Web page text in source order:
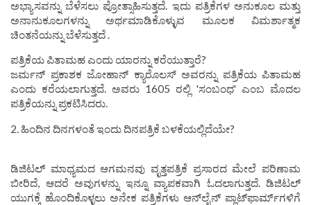
ಅಭ್ಯಾಸವನ್ನು ಬೆಳೆಸಲು ಪ್ರೋತ್ಸಾಹಿಸುತ್ತದೆ. ಇದು ಪತ್ರಿಕೆಗಳ ಅನುಕೂಲ ಮತ್ತು
ಅನಾನುಕೂಲಗಳನ್ನು ಅರ್ಥಮಾಡಿಕೊಳ್ಳುವ ಮೂಲಕ ವಿಮರ್ಶಾತ್ಮಕ
ಚಿಂತನೆಯನ್ನು ಬೆಳೆಸುತ್ತದೆ .
ಪತ್ರಿಕೆಯ ಪಿತಾಮಹ ಎಂದು ಯಾರನ್ನು ಕರೆಯುತ್ತಾರೆ?
ಜರ್ಮನ್ ಪ್ರಕಾಶಕ ಜೋಹಾನ್ ಕ್ಯಾರೊಲಸ್ ಅವರನ್ನು ಪತ್ರಿಕೆಯ ಪಿತಾಮಹ
ಎಂದು ಕರೆಯಲಾಗುತ್ತದೆ. ಅವರು 1605 ರಲ್ಲಿ 'ಸಂಬಂಧ' ಎಂಬ ಮೊದಲ
ಪತ್ರಿಕೆಯನ್ನು ಪ್ರಕಟಿಸಿದರು.
2. ಹಿಂದಿನ ದಿನಗಳಂತೆ ಇಂದು ದಿನಪತ್ರಿಕೆ ಬಳಕೆಯಲ್ಲಿದೆಯೇ?
ಡಿಜಿಟಲ್ ಮಾಧ್ಯಮದ ಆಗಮನವು ವೃತ್ತಪತ್ರಿಕೆ ಪ್ರಸಾರದ ಮೇಲೆ ಪರಿಣಾಮ
ಬೀರಿದೆ, ಆದರೆ ಅವುಗಳನ್ನು ಇನ್ನೂ ವ್ಯಾಪಕವಾಗಿ ಓದಲಾಗುತ್ತದೆ. ಡಿಜಿಟಲ್
ಯುಗಕ್ಕೆ ಹೊಂದಿಕೊಳ್ಳಲು ಅನೇಕ ಪತ್ರಿಕೆಗಳು ಆನ್‌ಲೈನ್ ಪ್ಲಾಟ್‌ಫಾರ್ಮ್‌ಗಳಿಗೆ